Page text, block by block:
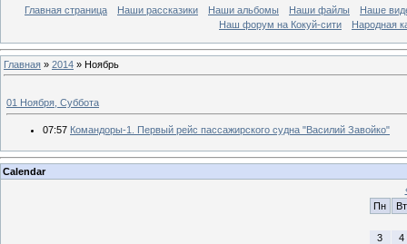
Главная страница Наши рассказики Наши альбомы Наши файлы
Наше
Наш форум на Кокуй-сити
Народная
Главная » 2014 » Ноябрь
01 Ноября, Суббота
07:57 Командоры-1. Первый рейс пассажирского судна "Василий Завойко"
Calendar
Пн
Вт
3
4